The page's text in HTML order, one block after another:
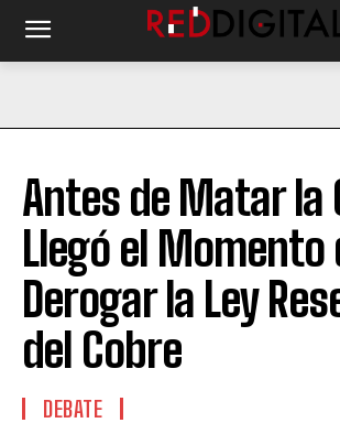
Antes de Matar la
Llegó el Momento
Derogar la Ley
del Cobre
DEBATE